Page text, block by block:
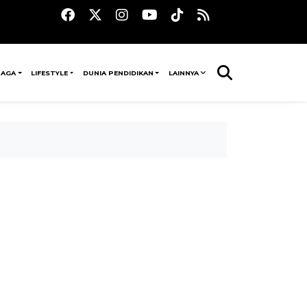
LIFESTYLE DUNIA PENDIDIKAN LAINNYA